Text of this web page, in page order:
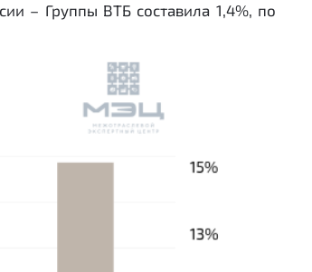
– Группы ВТБ составила 1,4%, по